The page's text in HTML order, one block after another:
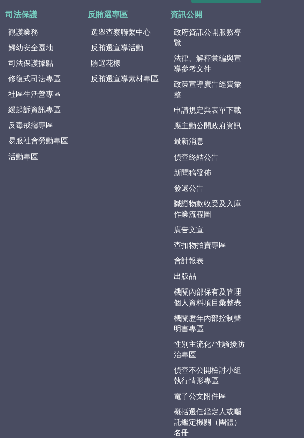
司法保護
觀護業務
婦幼安全園地
司法保護據點
修復式司法專區
社區生活營專區
緩起訴資訊專區
反毒戒癮專區
易服社會勞動專區
活動專區
反賄選專區
選舉查察聯繫中心
反賄選宣導活動
賄選花樣
反賄選宣導素材專區
資訊公開
政府資訊公開服務導
覽
法律、解釋彙編與宣
導參考文件
政策宣導廣告經費彙
整
申請規定與表單下載
應主動公開政府資訊
最新消息
偵查終結公告
新聞稿發佈
發還公告
贓證物款收受及入庫
作業流程圖
廣告文宣
查扣物拍賣專區
會計報表
出版品
機關內部保有及管理
個人資料項目彙整表
機關歷年內部控制聲
明書專區
性別主流化/性騷擾防
治專區
偵查不公開檢討小組
執行情形專區
電子公文附件區
概括選任鑑定人或囑
託鑑定機關（團體）
名冊